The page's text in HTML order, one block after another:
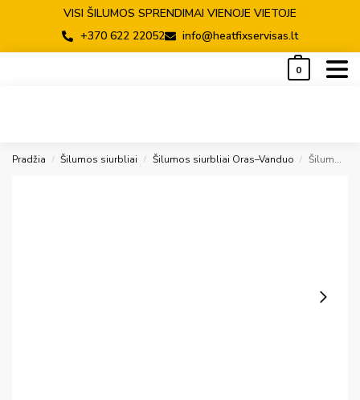
VISI ŠILUMOS SPRENDIMAI VIENOJE VIETOJE
+370 622 22052
info@heatfixservisas.lt
0
Pradžia / Šilumos siurbliai / Šilumos siurbliai Oras–Vanduo / Šilumos siurblys oras/vanduo Atlantic Alfea Excellia S Duo A.I. TRI 12, R32 (024257, 701300, 075600)